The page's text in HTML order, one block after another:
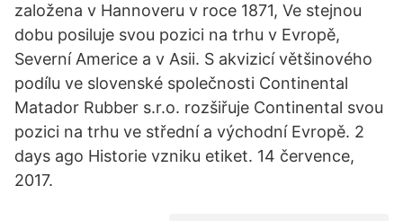
založena v Hannoveru v roce 1871, Ve stejnou
dobu posiluje svou pozici na trhu v Evropě,
Severní Americe a v Asii. S akvizicí většinového
podílu ve slovenské společnosti Continental
Matador Rubber s.r.o. rozšiřuje Continental svou
pozici na trhu ve střední a východní Evropě. 2
days ago Historie vzniku etiket. 14 července,
2017.